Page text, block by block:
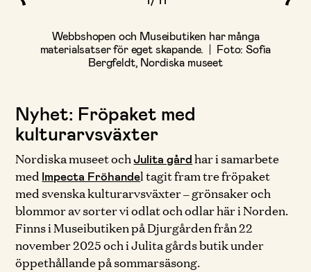
Webbshopen och Museibutiken har många
materialsatser för eget skapande.
Foto: Sofia
Bergfeldt, Nordiska museet
Materialsats för att skapa en vallmo i papper från
Museibutiken,
Foto: Sofia bergfeldt, Nordiska museet
Mössa, vantar och halsduk ur Nordiska museets
Jubileumskollektion i ull.
Foto: Elisabeth Toll/ Nordiska
museet
Läs om historiska processer och vanliga människors
vardag under 500 år i Norden i vår bok.
Foto: Nordiska
museet
Klassiska nordiska juldekorationer i Nordiska museets
Museibutik.
Foto: Sofia Bergfeldt, Nordiska museet
Jul i Museibutiken på Nordiska museet.
Foto: Sofia
Bergfeldt, Nordiska museet
Museibutiken på Nordiska museet på Djurgården.
Foto: Karolina Kristensson/ Nordiska museet
Vår museibutik erbjuder ett unikt sortiment medvetna
vardagsvaror och hantverk från de nordiska länderna.
Foto: Karolina Kristensson/ Nordiska museet
Berchska samlingen ingår i Museibutikens unika
sortiment.
Foto: Nordiska museet
Nordiska smaker och godsaker och köksredskap i
Museibutiken.
Antonia Svensson/ Nordiska museet
Vykort ur Berchska samlingen, godsaker, vintageprylar
och nordiskt hantverk.
Foto: Nordiska museet
Nyhet: Fröpaket med
kulturarvsväxter
Nordiska museet ochJulita gård har i samarbete
med Impecta Fröhandel tagit fram tre fröpaket
med svenska kulturarvsväxter – grönsaker och
blommor av sorter vi odlat och odlar här i Norden.
Finns i Museibutiken på Djurgården från 22
november 2025 och i Julita gårds butik under
öppethållande på sommarsäsong.